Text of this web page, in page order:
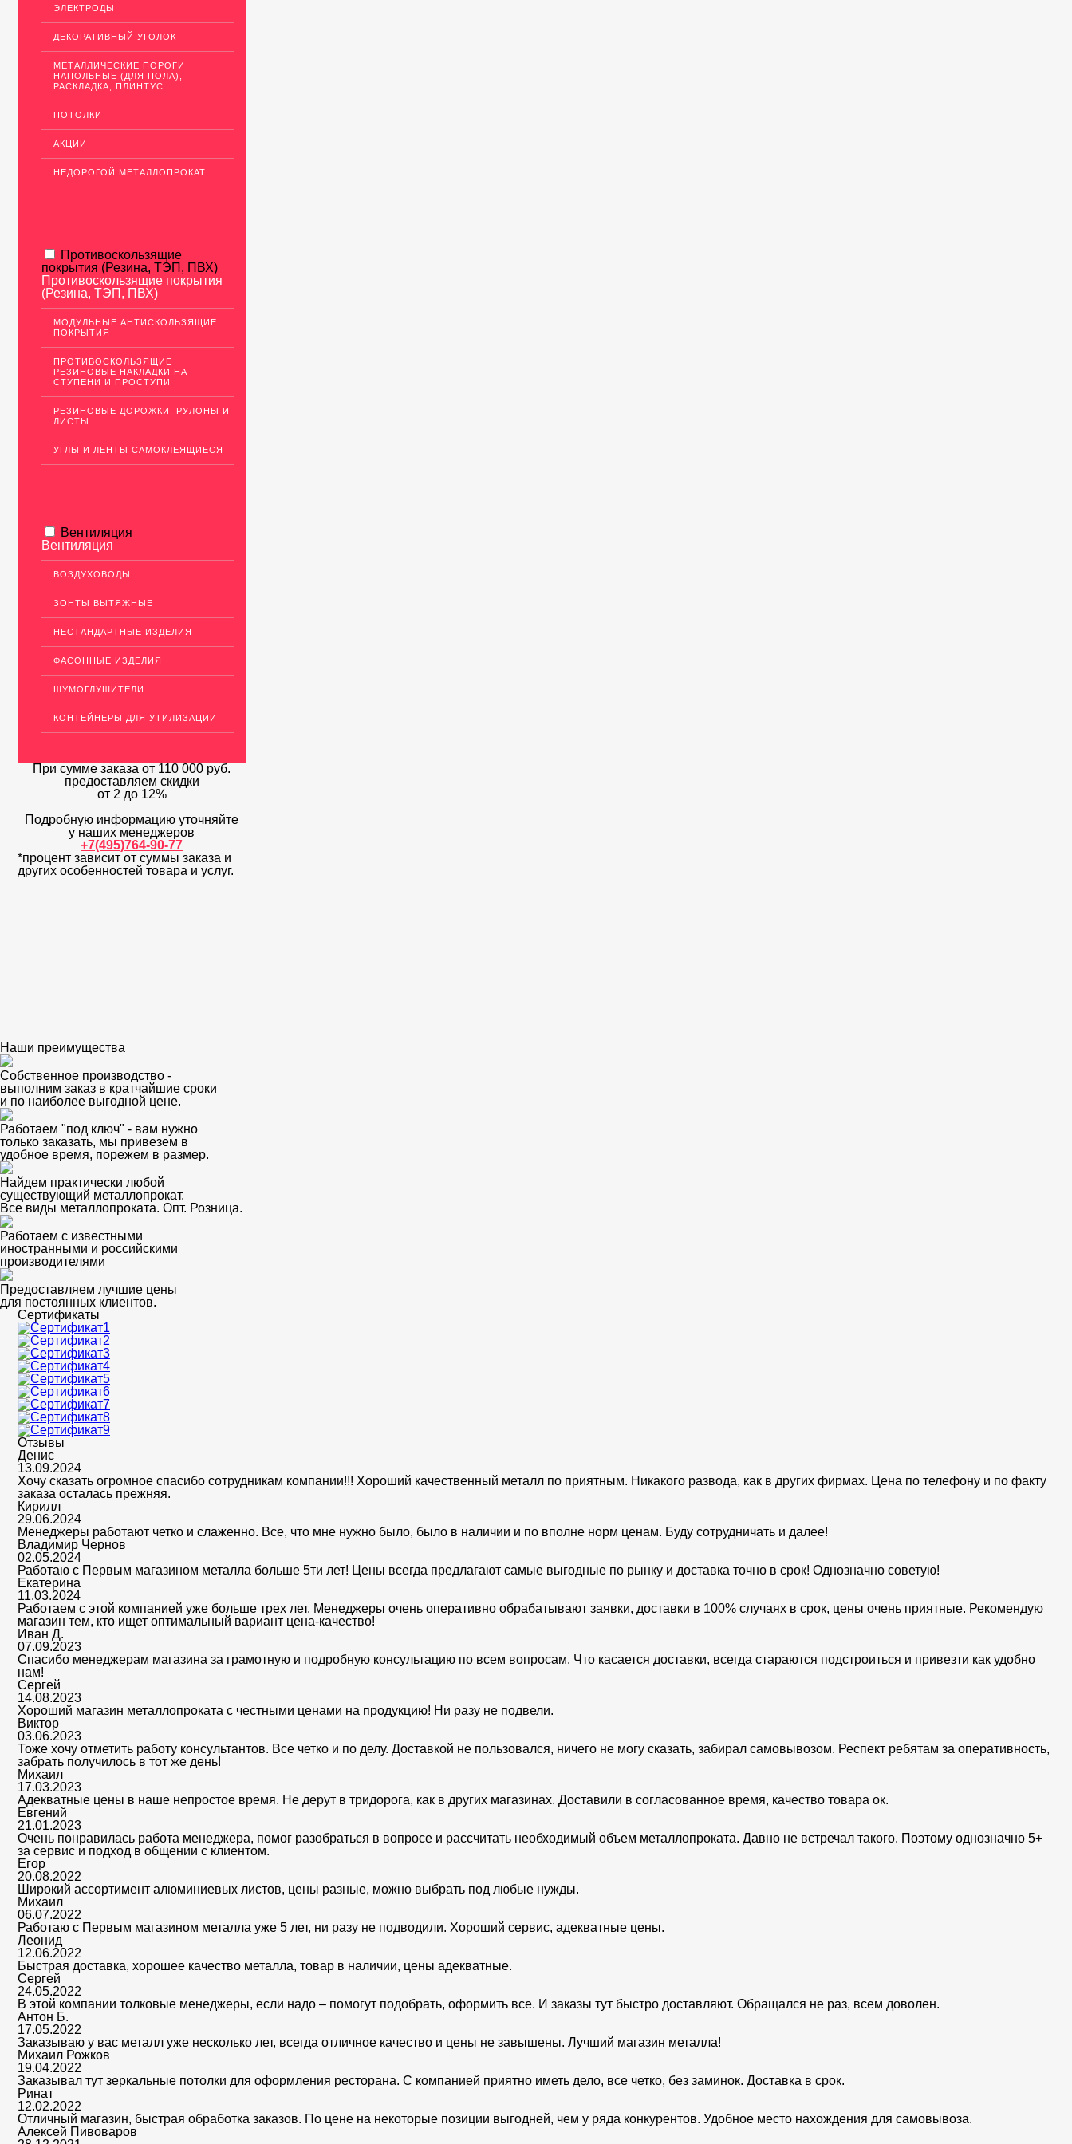
ЭЛЕКТРОДЫ
ДЕКОРАТИВНЫЙ УГОЛОК
МЕТАЛЛИЧЕСКИЕ ПОРОГИ
НАПОЛЬНЫЕ (ДЛЯ ПОЛА),
РАСКЛАДКА, ПЛИНТУС
ПОТОЛКИ
АКЦИИ
НЕДОРОГОЙ МЕТАЛЛОПРОКАТ
Противоскользящие
покрытия (Резина, ТЭП, ПВХ)
Противоскользящие покрытия
(Резина, ТЭП, ПВХ)
МОДУЛЬНЫЕ АНТИСКОЛЬЗЯЩИЕ
ПОКРЫТИЯ
ПРОТИВОСКОЛЬЗЯЩИЕ
РЕЗИНОВЫЕ НАКЛАДКИ НА
СТУПЕНИ И ПРОСТУПИ
РЕЗИНОВЫЕ ДОРОЖКИ, РУЛОНЫ И
ЛИСТЫ
УГЛЫ И ЛЕНТЫ САМОКЛЕЯЩИЕСЯ
Вентиляция
Вентиляция
ВОЗДУХОВОДЫ
ЗОНТЫ ВЫТЯЖНЫЕ
НЕСТАНДАРТНЫЕ ИЗДЕЛИЯ
ФАСОННЫЕ ИЗДЕЛИЯ
ШУМОГЛУШИТЕЛИ
КОНТЕЙНЕРЫ ДЛЯ УТИЛИЗАЦИИ
При сумме заказа от 110 000 руб.
предоставляем скидки
от 2 до 12%
Подробную информацию уточняйте
у наших менеджеров
+7(495)764-90-77
*процент зависит от суммы заказа и
других особенностей товара и услуг.
Наши преимущества
Собственное производство -
выполним заказ в кратчайшие сроки
и по наиболее выгодной цене.
Работаем "под ключ" - вам нужно
только заказать, мы привезем в
удобное время, порежем в размер.
Найдем практически любой
существующий металлопрокат.
Все виды металлопроката. Опт. Розница.
Работаем с известными
иностранными и российскими
производителями
Предоставляем лучшие цены
для постоянных клиентов.
Сертификаты
Отзывы
Денис
13.09.2024
Хочу сказать огромное спасибо сотрудникам компании!!! Хороший качественный металл по приятным. Никакого развода, как в других фирмах. Цена по телефону и по факту
заказа осталась прежняя.
Кирилл
29.06.2024
Менеджеры работают четко и слаженно. Все, что мне нужно было, было в наличии и по вполне норм ценам. Буду сотрудничать и далее!
Владимир Чернов
02.05.2024
Работаю с Первым магазином металла больше 5ти лет! Цены всегда предлагают самые выгодные по рынку и доставка точно в срок! Однозначно советую!
Екатерина
11.03.2024
Работаем с этой компанией уже больше трех лет. Менеджеры очень оперативно обрабатывают заявки, доставки в 100% случаях в срок, цены очень приятные. Рекомендую
магазин тем, кто ищет оптимальный вариант цена-качество!
Иван Д.
07.09.2023
Спасибо менеджерам магазина за грамотную и подробную консультацию по всем вопросам. Что касается доставки, всегда стараются подстроиться и привезти как удобно
нам!
Сергей
14.08.2023
Хороший магазин металлопроката с честными ценами на продукцию! Ни разу не подвели.
Виктор
03.06.2023
Тоже хочу отметить работу консультантов. Все четко и по делу. Доставкой не пользовался, ничего не могу сказать, забирал самовывозом. Респект ребятам за оперативность,
забрать получилось в тот же день!
Михаил
17.03.2023
Адекватные цены в наше непростое время. Не дерут в тридорога, как в других магазинах. Доставили в согласованное время, качество товара ок.
Евгений
21.01.2023
Очень понравилась работа менеджера, помог разобраться в вопросе и рассчитать необходимый объем металлопроката. Давно не встречал такого. Поэтому однозначно 5+
за сервис и подход в общении с клиентом.
Егор
20.08.2022
Широкий ассортимент алюминиевых листов, цены разные, можно выбрать под любые нужды.
Михаил
06.07.2022
Работаю с Первым магазином металла уже 5 лет, ни разу не подводили. Хороший сервис, адекватные цены.
Леонид
12.06.2022
Быстрая доставка, хорошее качество металла, товар в наличии, цены адекватные.
Сергей
24.05.2022
В этой компании толковые менеджеры, если надо – помогут подобрать, оформить все. И заказы тут быстро доставляют. Обращался не раз, всем доволен.
Антон Б.
17.05.2022
Заказываю у вас металл уже несколько лет, всегда отличное качество и цены не завышены. Лучший магазин металла!
Михаил Рожков
19.04.2022
Заказывал тут зеркальные потолки для оформления ресторана. С компанией приятно иметь дело, все четко, без заминок. Доставка в срок.
Ринат
12.02.2022
Отличный магазин, быстрая обработка заказов. По цене на некоторые позиции выгодней, чем у ряда конкурентов. Удобное место нахождения для самовывоза.
Алексей Пивоваров